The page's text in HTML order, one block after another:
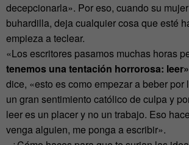
decepcionarla». Por eso, cuando su
buhardilla, deja cualquier cosa que esté
empieza a teclear.
«Los escritores pasamos muchas horas
tenemos una tentación horrorosa: leer»
dice, «esto es como empezar a beber por
un gran sentimiento católico de culpa y
leer es un placer y no un trabajo. Eso
venga alguien, me ponga a escribir».